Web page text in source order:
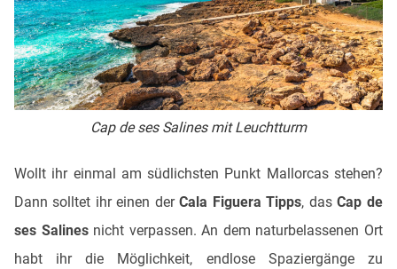
Cap de ses Salines mit Leuchtturm
Wollt ihr einmal am südlichsten Punkt Mallorcas stehen?
Dann solltet ihr einen derCala Figuera Tipps, dasCap de
ses Salinesnicht verpassen. An dem naturbelassenen Ort
habt ihr die Möglichkeit, endlose Spaziergänge zu